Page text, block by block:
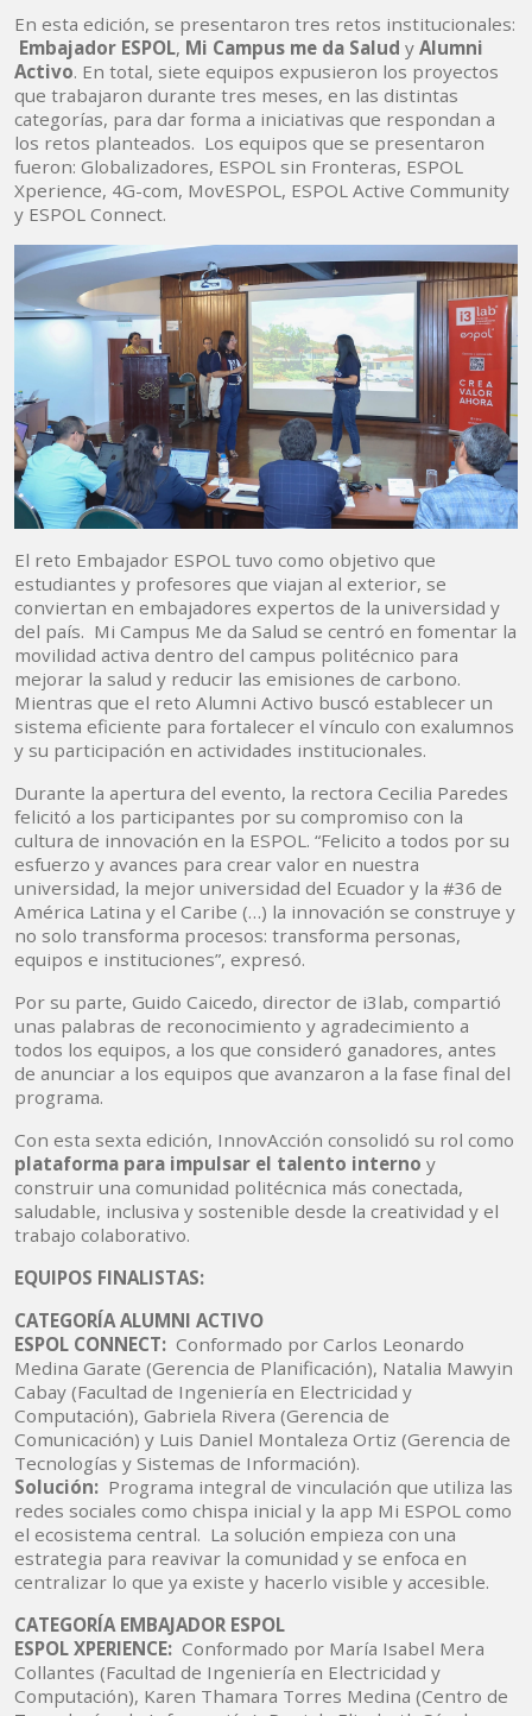
En esta edición, se presentaron tres retos institucionales:
Embajador ESPOL, Mi Campus me da Salud y Alumni
Activo. En total, siete equipos expusieron los proyectos
que trabajaron durante tres meses, en las distintas
categorías, para dar forma a iniciativas que respondan a
los retos planteados. Los equipos que se presentaron
fueron: Globalizadores, ESPOL sin Fronteras, ESPOL
Xperience, 4G-com, MovESPOL, ESPOL Active Community
y ESPOL Connect.
El reto Embajador ESPOL tuvo como objetivo que
estudiantes y profesores que viajan al exterior, se
conviertan en embajadores expertos de la universidad y
del país. Mi Campus Me da Salud se centró en fomentar la
movilidad activa dentro del campus politécnico para
mejorar la salud y reducir las emisiones de carbono.
Mientras que el reto Alumni Activo buscó establecer un
sistema eficiente para fortalecer el vínculo con exalumnos
y su participación en actividades institucionales.
Durante la apertura del evento, la rectora Cecilia Paredes
felicitó a los participantes por su compromiso con la
cultura de innovación en la ESPOL. “Felicito a todos por su
esfuerzo y avances para crear valor en nuestra
universidad, la mejor universidad del Ecuador y la #36 de
América Latina y el Caribe (…) la innovación se construye y
no solo transforma procesos: transforma personas,
equipos e instituciones”, expresó.
Por su parte, Guido Caicedo, director de i3lab, compartió
unas palabras de reconocimiento y agradecimiento a
todos los equipos, a los que consideró ganadores, antes
de anunciar a los equipos que avanzaron a la fase final del
programa.
Con esta sexta edición, InnovAcción consolidó su rol como
plataforma para impulsar el talento interno y
construir una comunidad politécnica más conectada,
saludable, inclusiva y sostenible desde la creatividad y el
trabajo colaborativo.
EQUIPOS FINALISTAS:
CATEGORÍA ALUMNI ACTIVO
ESPOL CONNECT: Conformado por Carlos Leonardo
Medina Garate (Gerencia de Planificación), Natalia Mawyin
Cabay (Facultad de Ingeniería en Electricidad y
Computación), Gabriela Rivera (Gerencia de
Comunicación) y Luis Daniel Montaleza Ortiz (Gerencia de
Tecnologías y Sistemas de Información).
Solución: Programa integral de vinculación que utiliza las
redes sociales como chispa inicial y la app Mi ESPOL como
el ecosistema central. La solución empieza con una
estrategia para reavivar la comunidad y se enfoca en
centralizar lo que ya existe y hacerlo visible y accesible.
CATEGORÍA EMBAJADOR ESPOL
ESPOL XPERIENCE: Conformado por María Isabel Mera
Collantes (Facultad de Ingeniería en Electricidad y
Computación), Karen Thamara Torres Medina (Centro de